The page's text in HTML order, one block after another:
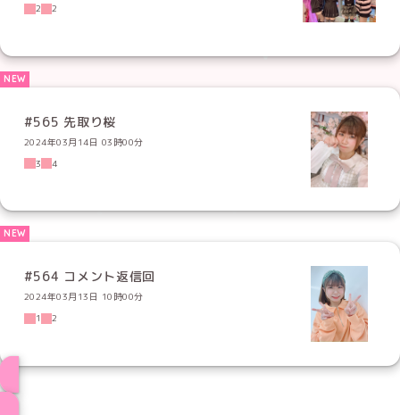
2
2
#565 先取り桜
2024年03月14日 03時00分
3
4
#564 コメント返信回
2024年03月13日 10時00分
1
2